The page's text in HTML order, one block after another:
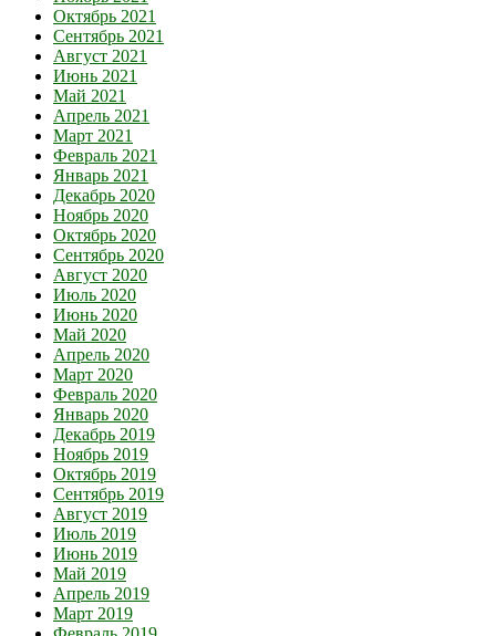
Октябрь 2021
Сентябрь 2021
Август 2021
Июнь 2021
Май 2021
Апрель 2021
Март 2021
Февраль 2021
Январь 2021
Декабрь 2020
Ноябрь 2020
Октябрь 2020
Сентябрь 2020
Август 2020
Июль 2020
Июнь 2020
Май 2020
Апрель 2020
Март 2020
Февраль 2020
Январь 2020
Декабрь 2019
Ноябрь 2019
Октябрь 2019
Сентябрь 2019
Август 2019
Июль 2019
Июнь 2019
Май 2019
Апрель 2019
Март 2019